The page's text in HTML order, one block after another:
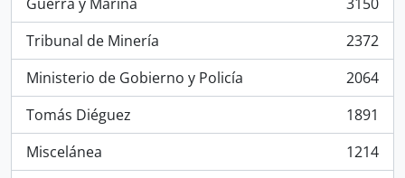
, 3150 resultados
Tribunal de Minería
, 2372 resultados
2372
Ministerio de Gobierno y Policía
, 2064 resultados
2064
Tomás Diéguez
, 1891 resultados
1891
Miscelánea
, 1214 resultados
1214